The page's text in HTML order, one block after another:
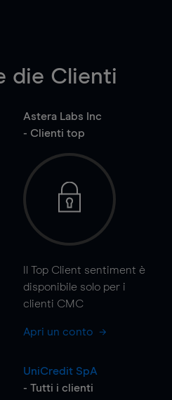
die Clienti
Astera Labs Inc
- Clienti top
Il Top Client sentiment è
disponibile solo per i
clienti CMC
Apri un conto
UniCredit SpA
- Tutti i clienti